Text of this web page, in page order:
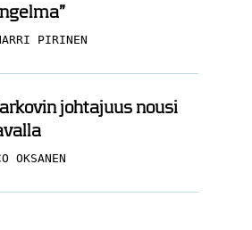
PIRINEN
johtajuus nousi
OKSANEN